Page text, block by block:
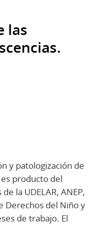
las
y patologización de
producto del
la UDELAR, ANEP,
Derechos del Niño y
de trabajo. El